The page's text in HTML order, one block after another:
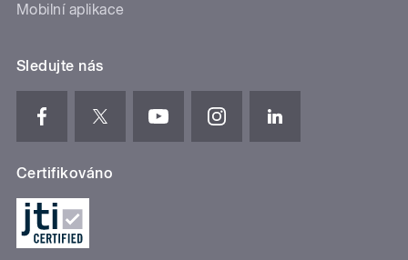
Mobilní aplikace
Sledujte nás
Certifikováno